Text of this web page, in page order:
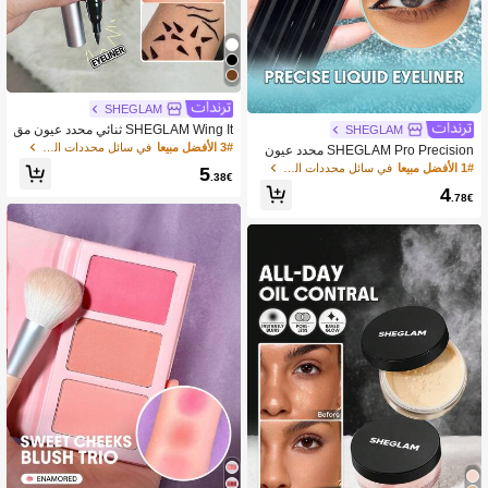
SHEGLAM
SHEGLAM Pro Precision محدد عيون
سائل مقاوم للماء-Black محدد كحل مارك
1# الأفضل مبيعا
4.78€
SHEGLAM
SHEGLAM Wing It ثنائي محدد عيون مق
اوم للماء-Black محدد كحل ماركة تجميل
3# الأفضل مبيعا
5.38€